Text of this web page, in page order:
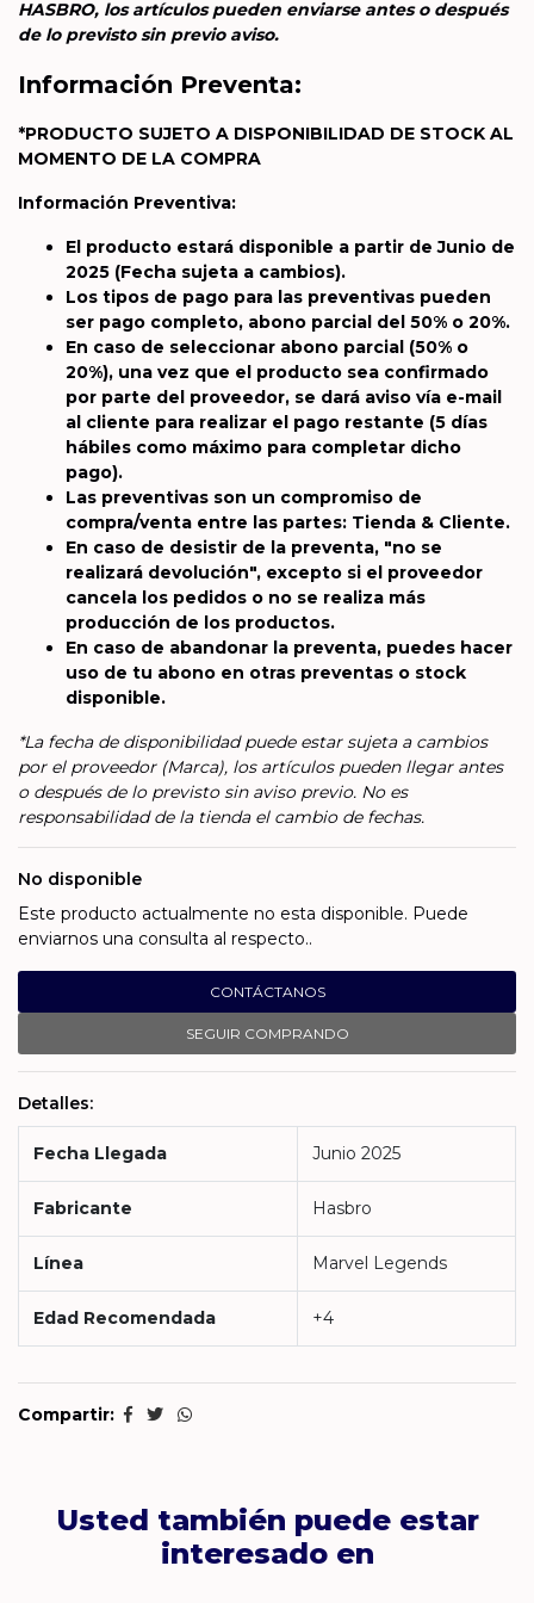
HASBRO, los artículos pueden enviarse antes o después
de lo previsto sin previo aviso.
Información Preventa:
*PRODUCTO SUJETO A DISPONIBILIDAD DE STOCK AL
MOMENTO DE LA COMPRA
Información Preventiva:
El producto estará disponible a partir de Junio de
2025 (Fecha sujeta a cambios).
Los tipos de pago para las preventivas pueden
ser pago completo, abono parcial del 50% o 20%.
En caso de seleccionar abono parcial (50% o
20%), una vez que el producto sea confirmado
por parte del proveedor, se dará aviso vía e-mail
al cliente para realizar el pago restante (5 días
hábiles como máximo para completar dicho
pago).
Las preventivas son un compromiso de
compra/venta entre las partes: Tienda & Cliente.
En caso de desistir de la preventa, "no se
realizará devolución", excepto si el proveedor
cancela los pedidos o no se realiza más
producción de los productos.
En caso de abandonar la preventa, puedes hacer
uso de tu abono en otras preventas o stock
disponible.
*La fecha de disponibilidad puede estar sujeta a cambios
por el proveedor (Marca), los artículos pueden llegar antes
o después de lo previsto sin aviso previo. No es
responsabilidad de la tienda el cambio de fechas.
No disponible
Este producto actualmente no esta disponible. Puede
enviarnos una consulta al respecto..
CONTÁCTANOS
SEGUIR COMPRANDO
Detalles:
Fecha Llegada Junio 2025
Fabricante Hasbro
Línea Marvel Legends
Edad Recomendada +4
Compartir:
Usted también puede estar
interesado en